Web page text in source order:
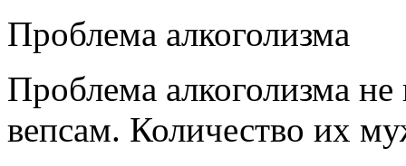
Проблема алкоголизма
Проблема алкоголизма
вепсам. Количество их